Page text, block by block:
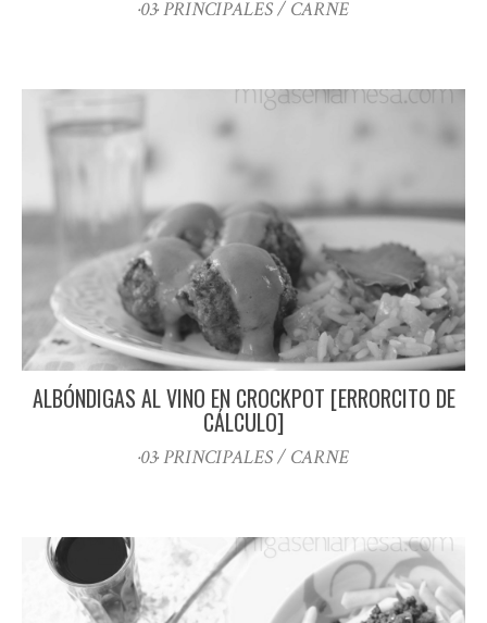
·03· PRINCIPALES / CARNE
ALBÓNDIGAS AL VINO EN CROCKPOT [ERRORCITO DE
CÁLCULO]
·03· PRINCIPALES / CARNE